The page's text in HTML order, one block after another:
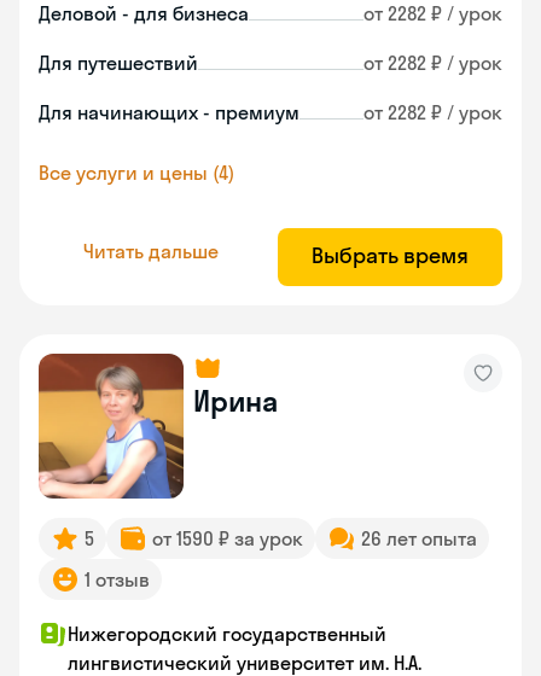
Деловой - для бизнеса от 2282 ₽ / урок
Для путешествий от 2282 ₽ / урок
Для начинающих - премиум от 2282 ₽ / урок
Все услуги и цены (4)
Читать дальше Выбрать время
Ирина
5 от 1590 ₽ за урок
26 лет опыта
1 отзыв
Нижегородский государственный
лингвистический университет им. Н.А.